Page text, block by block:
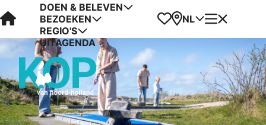
Visit Kop van Holland
DOEN & BELEVEN
BEZOEKEN
REGIO'S
UITAGENDA
Favorieten
Kaart
NL Menu